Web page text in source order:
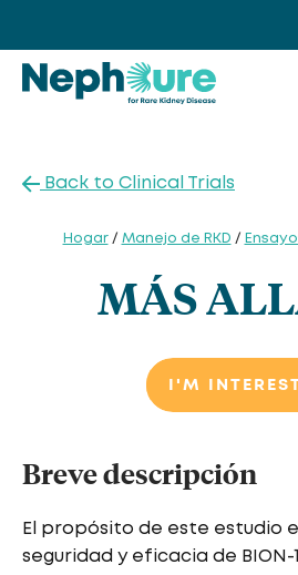
contenido
Back to Clinical Trials
Hogar/ Manejo de RKD /
MÁS
I'M
Breve descripción
El propósito de este estudio
seguridad y eficacia de BION-